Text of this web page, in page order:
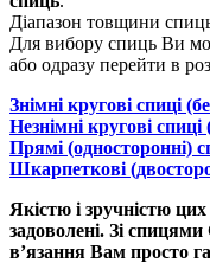
Діапазон товщини
Для вибору спиць Ви
або одразу перейти в
Знімні кругові спиці
Незнімні кругові
Прямі (односторонні)
Шкарпеткові
Якістю і зручністю
задоволені. Зі
в’язання Вам просто